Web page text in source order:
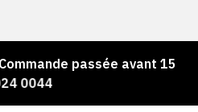
passée avant 15 h =
0044